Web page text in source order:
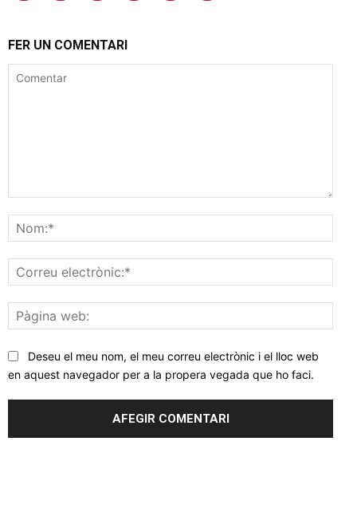
FER UN COMENTARI
web:
Deseu el meu nom, el meu correu electrònic i el lloc web
en aquest navegador per a la propera vegada que ho faci.